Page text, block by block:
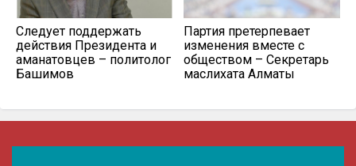
Следует поддержать
действия Президента и
аманатовцев – политолог
Башимов
Партия претерпевает
изменения вместе с
обществом – Секретарь
маслихата Алматы